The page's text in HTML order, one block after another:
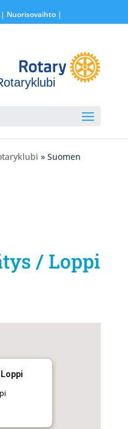
Nuorisovaihto|
» Suomen
/ Loppi